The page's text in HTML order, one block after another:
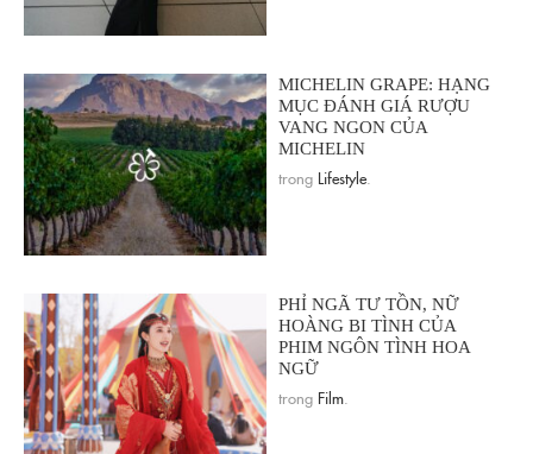
MICHELIN GRAPE: HẠNG
MỤC ĐÁNH GIÁ RƯỢU
VANG NGON CỦA
MICHELIN
trong Lifestyle
PHỈ NGÃ TƯ TỒN, NỮ
HOÀNG BI TÌNH CỦA
PHIM NGÔN TÌNH HOA
NGỮ
trong Film